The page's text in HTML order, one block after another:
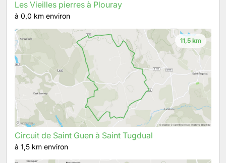
Les Vieilles pierres à Plouray
à 0,0 km environ
11,5 km
Circuit de Saint Guen à Saint Tugdual
à 1,5 km environ